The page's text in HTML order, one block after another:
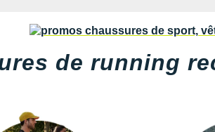
de running